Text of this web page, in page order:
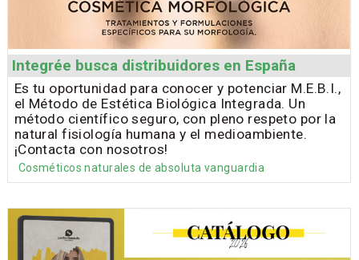
Integrée busca distribuidores en España
Es tu oportunidad para conocer y potenciar M.E.B.I.,
el Método de Estética Biológica Integrada. Un
método científico seguro, con pleno respeto por la
natural fisiología humana y el medioambiente.
¡Contacta con nosotros!
Cosméticos naturales de absoluta vanguardia